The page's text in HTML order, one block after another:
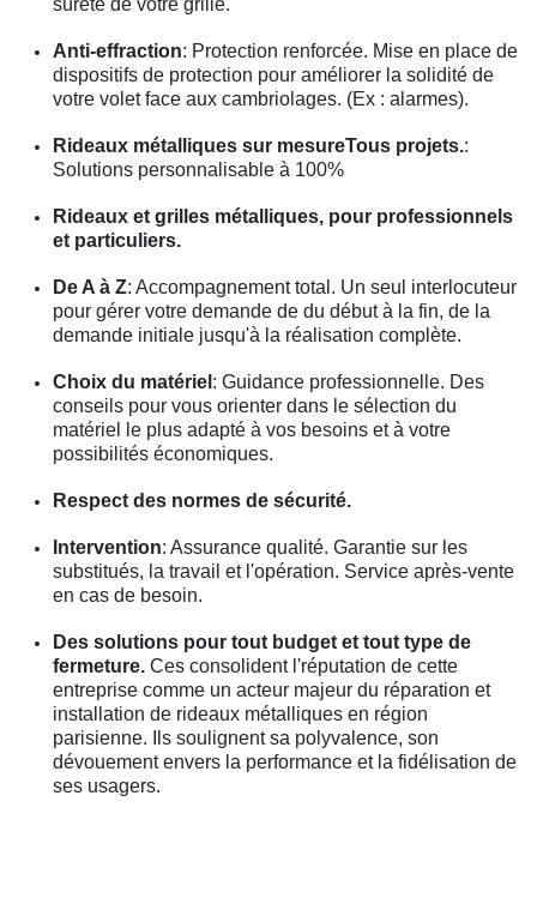
Anti-effraction: Protection renforcée. Mise en place de
dispositifs de protection pour améliorer la solidité de
votre volet face aux cambriolages. (Ex : alarmes).
Rideaux métalliques sur mesureTous projets.:
Solutions personnalisable à 100%
Rideaux et grilles métalliques, pour professionnels
et particuliers.
De A à Z: Accompagnement total. Un seul interlocuteur
pour gérer votre demande de du début à la fin, de la
demande initiale jusqu'à la réalisation complète.
Choix du matériel : Guidance professionnelle. Des
conseils pour vous orienter dans le sélection du
matériel le plus adapté à vos besoins et à votre
possibilités économiques.
Respect des normes de sécurité.
Intervention: Assurance qualité. Garantie sur les
substitués, la travail et l'opération. Service après-vente
en cas de besoin.
Des solutions pour tout budget et tout type de
fermeture. Ces consolident l'réputation de cette
entreprise comme un acteur majeur du réparation et
installation de rideaux métalliques en région
parisienne. Ils soulignent sa polyvalence, son
dévouement envers la performance et la fidélisation de
ses usagers.